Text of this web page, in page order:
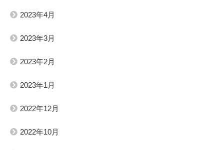
2023年4月
2023年3月
2023年2月
2023年1月
2022年12月
2022年10月